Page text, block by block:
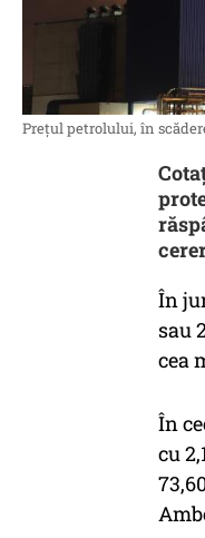
Preţul petrolului, în
În
sau
cea
În
cu